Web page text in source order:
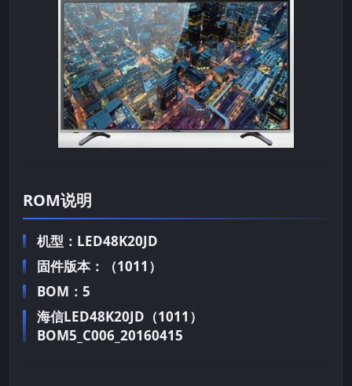
ROM说明
机型：LED48K20JD
固件版本：（1011）
BOM：5
海信LED48K20JD（1011）
BOM5_C006_20160415